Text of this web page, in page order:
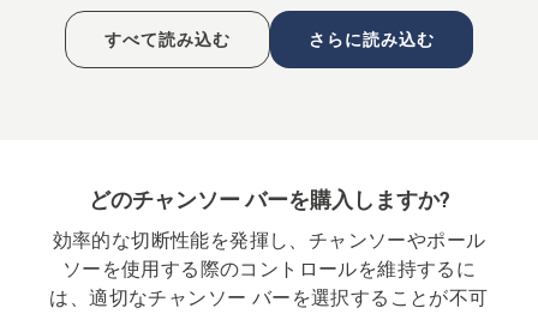
すべて読み込む さらに読み込む
どのチャンソー バーを購入しますか?
効率的な切断性能を発揮し、チャンソーやポール
ソーを使用する際のコントロールを維持するに
は、適切なチャンソー バーを選択することが不可